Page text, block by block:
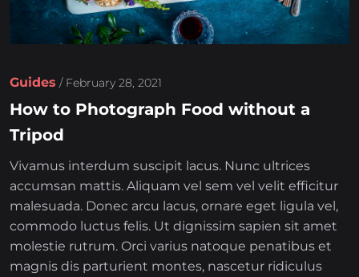
Guides / February 28, 2021
How to Photograph Food without a
Tripod
Vivamus interdum suscipit lacus. Nunc ultrices
accumsan mattis. Aliquam vel sem vel velit efficitur
malesuada. Donec arcu lacus, ornare eget ligula vel,
commodo luctus felis. Ut dignissim sapien sit amet
molestie rutrum. Orci varius natoque penatibus et
magnis dis parturient montes, nascetur ridiculus